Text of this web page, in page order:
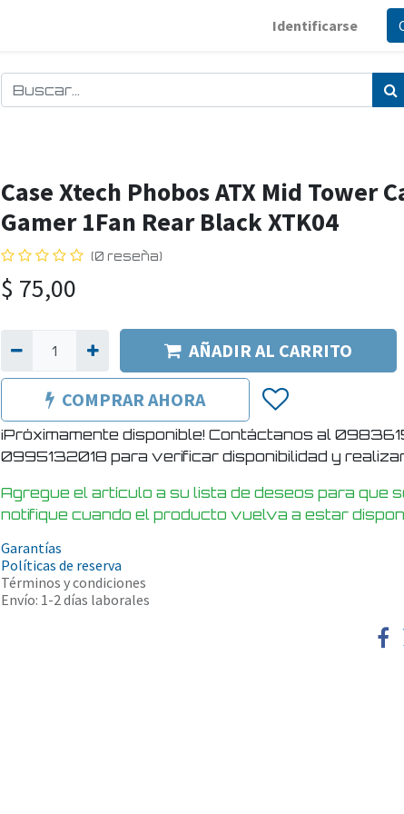
Identificarse
Case Xtech Phobos ATX Mid Tower
Gamer 1Fan Rear Black XTK04
(0 reseña)
$ 75,00
AÑADIR AL CARRITO
COMPRAR AHORA
¡Próximamente disponible! Contáctanos al
0995132018 para verificar disponibilidad y
Agregue el artículo a su lista de deseos para que
notifique cuando el producto vuelva a estar
Garantías
Políticas de reserva
Términos y condiciones
Envío: 1-2 días laborales